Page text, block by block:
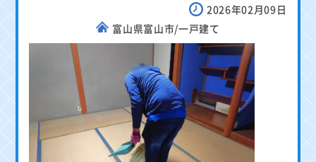
2026年02月09日
富山県富山市/一戸建て